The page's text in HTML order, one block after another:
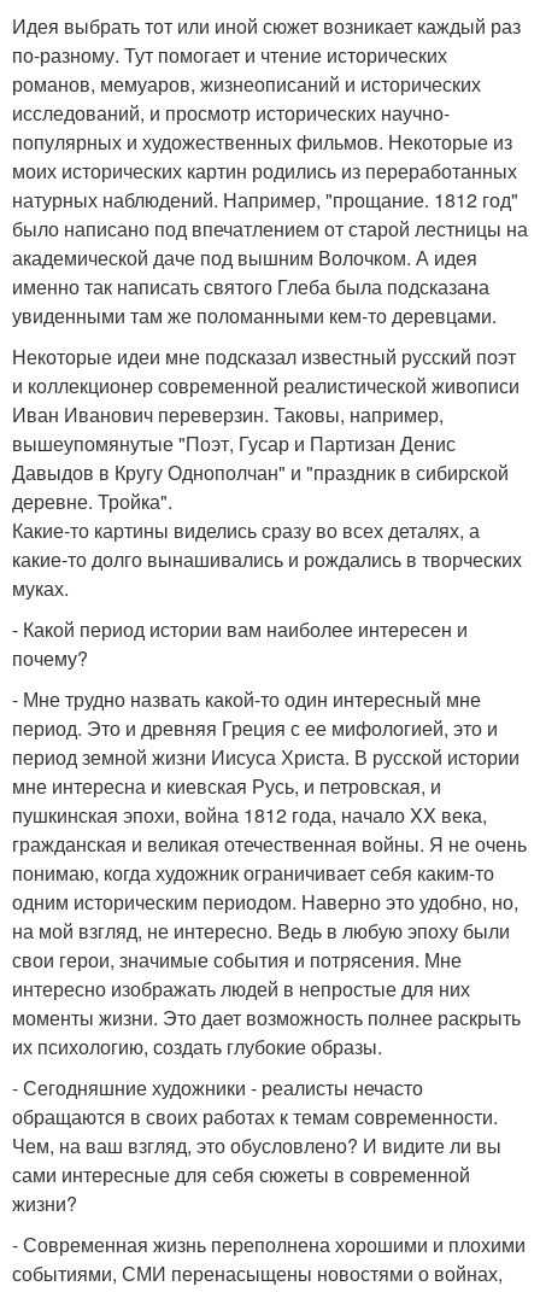
Идея выбрать тот или иной сюжет возникает каждый раз
по-разному. Тут помогает и чтение исторических
романов, мемуаров, жизнеописаний и исторических
исследований, и просмотр исторических научно-
популярных и художественных фильмов. Некоторые из
моих исторических картин родились из переработанных
натурных наблюдений. Например, "прощание. 1812 год"
было написано под впечатлением от старой лестницы на
академической даче под вышним Волочком. А идея
именно так написать святого Глеба была подсказана
увиденными там же поломанными кем-то деревцами.
Некоторые идеи мне подсказал известный русский поэт
и коллекционер современной реалистической живописи
Иван Иванович переверзин. Таковы, например,
вышеупомянутые "Поэт, Гусар и Партизан Денис
Давыдов в Кругу Однополчан" и "праздник в сибирской
деревне. Тройка".
Какие-то картины виделись сразу во всех деталях, а
какие-то долго вынашивались и рождались в творческих
муках.
- Какой период истории вам наиболее интересен и
почему?
- Мне трудно назвать какой-то один интересный мне
период. Это и древняя Греция с ее мифологией, это и
период земной жизни Иисуса Христа. В русской истории
мне интересна и киевская Русь, и петровская, и
пушкинская эпохи, война 1812 года, начало XX века,
гражданская и великая отечественная войны. Я не очень
понимаю, когда художник ограничивает себя каким-то
одним историческим периодом. Наверно это удобно, но,
на мой взгляд, не интересно. Ведь в любую эпоху были
свои герои, значимые события и потрясения. Мне
интересно изображать людей в непростые для них
моменты жизни. Это дает возможность полнее раскрыть
их психологию, создать глубокие образы.
- Сегодняшние художники - реалисты нечасто
обращаются в своих работах к темам современности.
Чем, на ваш взгляд, это обусловлено? И видите ли вы
сами интересные для себя сюжеты в современной
жизни?
- Современная жизнь переполнена хорошими и плохими
событиями, СМИ перенасыщены новостями о войнах,